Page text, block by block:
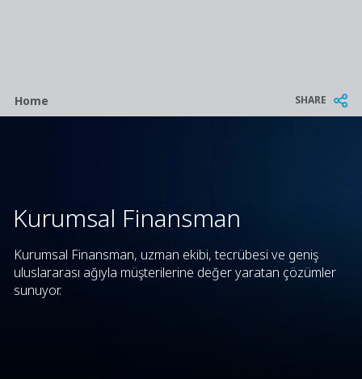
Breadcrumb
Home SHARE
Kurumsal Finansman
Kurumsal Finansman, uzman ekibi, tecrübesi ve geniş
uluslararası ağıyla müşterilerine değer yaratan çözümler
sunuyor.